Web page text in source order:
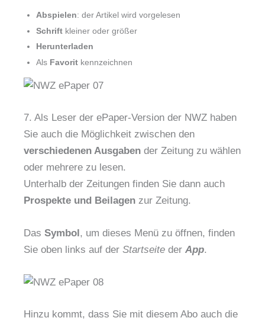
Abspielen: der Artikel wird vorgelesen
Schrift kleiner oder größer
Herunterladen
Als Favorit kennzeichnen
7. Als Leser der ePaper-Version der NWZ haben
Sie auch die Möglichkeit zwischen den
verschiedenen Ausgaben der Zeitung zu wählen
oder mehrere zu lesen.
Unterhalb der Zeitungen finden Sie dann auch
Prospekte und Beilagen zur Zeitung.
Das Symbol, um dieses Menü zu öffnen, finden
Sie oben links auf der Startseite der App.
Hinzu kommt, dass Sie mit diesem Abo auch die